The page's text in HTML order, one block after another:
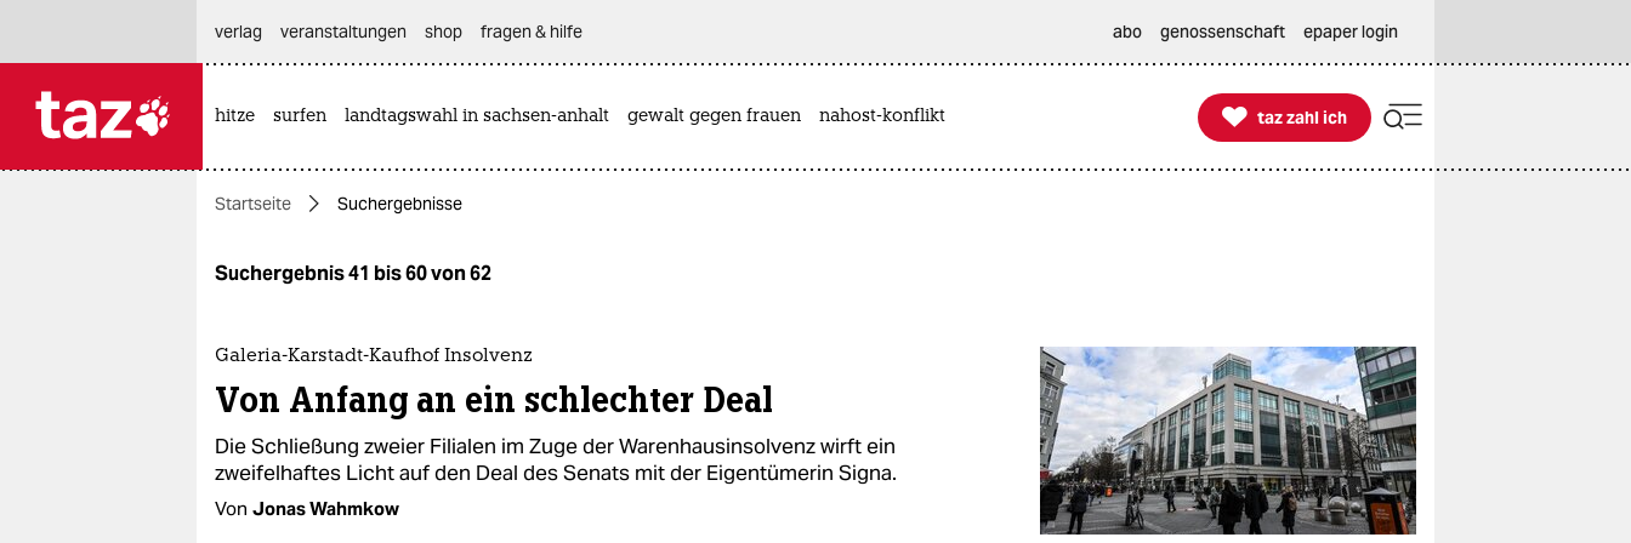
themen
politik
gesellschaft
kultur
verlag
veranstaltungen shop fragen & hilfe abo genossenschaft epaper login
hitze surfen landtagswahl in sachsen-anhalt gewalt gegen frauen nahost-konflikt 
taz zahl ich
taz zahl ich
Startseite Suchergebnisse
Suchergebnis 41 bis 60 von 62
Galeria-Karstadt-Kaufhof Insolvenz
Von Anfang an ein schlechter Deal
Die Schließung zweier Filialen im Zuge der Warenhausinsolvenz wirft ein
zweifelhaftes Licht auf den Deal des Senats mit der Eigentümerin Signa.
Von Jonas Wahmkow